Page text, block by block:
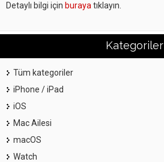
Detaylı bilgi için buraya tıklayın.
Kategoriler
Tüm kategoriler
iPhone / iPad
iOS
Mac Ailesi
macOS
Watch